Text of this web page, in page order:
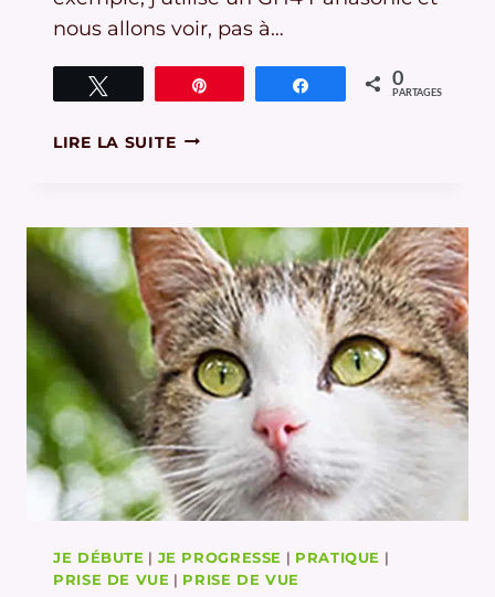
nous allons voir, pas à…
Partagez 0
PARTAGES
LIRE LA SUITEMETTRE
FIRMWARE
GH4,
C’EST
FACILE
(TUTO)
!
JE DÉBUTE | JE PROGRESSE | PRATIQUE |
PRISE DE VUE | PRISE DE VUE